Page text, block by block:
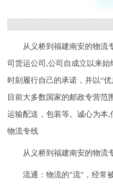
从义桥到福建南安的物流
司货运公司,公司自成立以来
时刻履行自己的承诺，并以“
目前大多数国家的邮政专营范
运输配送，包装等。诚心为本
物流专线
从义桥到福建南安的物流
流通：物流的"流"，经常